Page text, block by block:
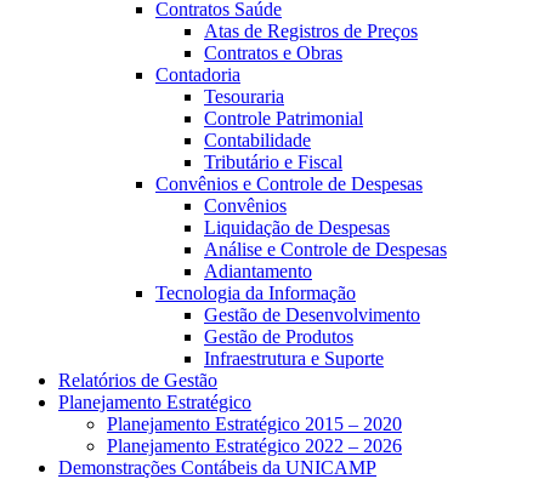
Contratos Saúde
Atas de Registros de Preços
Contratos e Obras
Contadoria
Tesouraria
Controle Patrimonial
Contabilidade
Tributário e Fiscal
Convênios e Controle de Despesas
Convênios
Liquidação de Despesas
Análise e Controle de Despesas
Adiantamento
Tecnologia da Informação
Gestão de Desenvolvimento
Gestão de Produtos
Infraestrutura e Suporte
Relatórios de Gestão
Planejamento Estratégico
Planejamento Estratégico 2015 – 2020
Planejamento Estratégico 2022 – 2026
Demonstrações Contábeis da UNICAMP